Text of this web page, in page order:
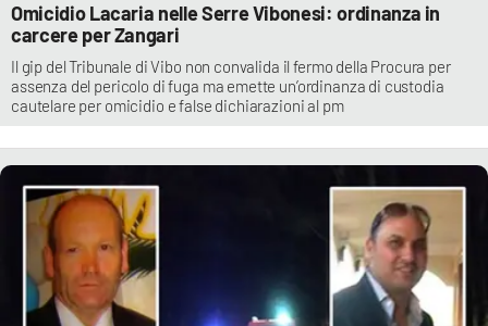
Omicidio Lacaria nelle Serre Vibonesi: ordinanza in
carcere per Zangari
Il gip del Tribunale di Vibo non convalida il fermo della Procura per
assenza del pericolo di fuga ma emette un’ordinanza di custodia
cautelare per omicidio e false dichiarazioni al pm